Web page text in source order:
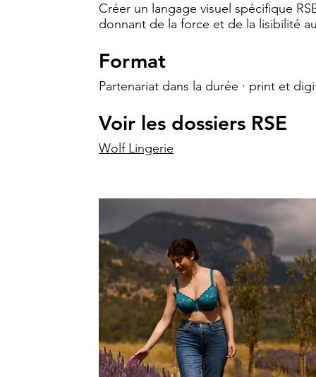
Créer un langage visuel spécifique
donnant de la force et de la lisibilité
Format
Partenariat dans la durée · print et
Voir les dossiers RSE
Wolf Lingerie